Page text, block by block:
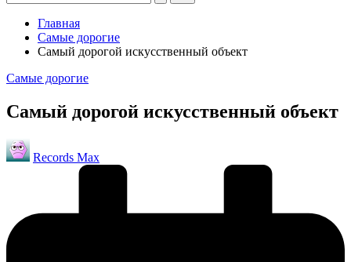
Главная
Самые дорогие
Самый дорогой искусственный объект
Опубликовано
Самые дорогие
Самый дорогой искусственный объект
Запись
от
Records Max